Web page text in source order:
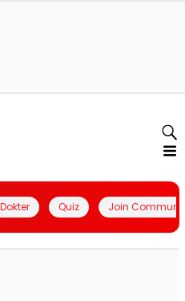
Quiz Join Community